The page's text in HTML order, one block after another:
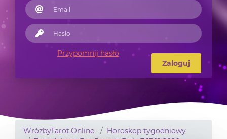
Przypomnij hasło
Zaloguj
WróżbyTarot.Online
Horoskop tygodniowy